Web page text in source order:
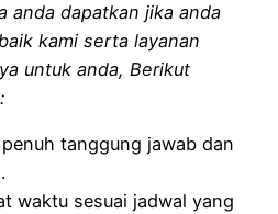
anda dapatkan jika anda
kami serta layanan
untuk anda, Berikut
tanggung jawab dan
waktu sesuai jadwal yang